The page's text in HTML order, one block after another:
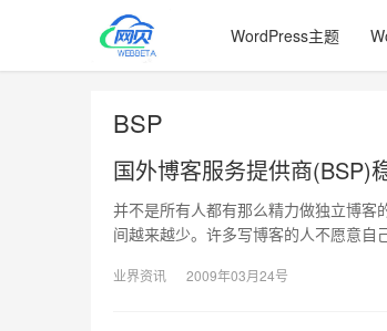
WordPress主题
BSP
国外博客服务提供商(BSP)
并不是所有人都有那么精力做独立博客
间越来越少。许多写博客的人不愿意
业界资讯 2009年03月24号